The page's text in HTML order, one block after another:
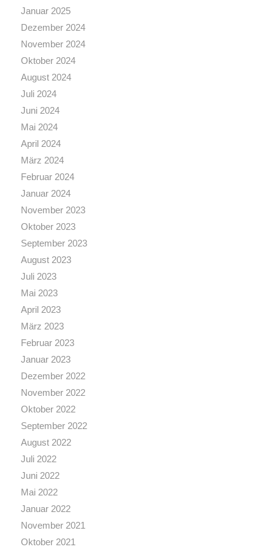
Januar 2025
Dezember 2024
November 2024
Oktober 2024
August 2024
Juli 2024
Juni 2024
Mai 2024
April 2024
März 2024
Februar 2024
Januar 2024
November 2023
Oktober 2023
September 2023
August 2023
Juli 2023
Mai 2023
April 2023
März 2023
Februar 2023
Januar 2023
Dezember 2022
November 2022
Oktober 2022
September 2022
August 2022
Juli 2022
Juni 2022
Mai 2022
Januar 2022
November 2021
Oktober 2021